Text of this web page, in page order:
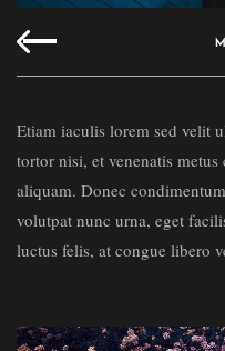
Etiam iaculis lorem sed velit
tortor nisi, et venenatis
aliquam. Donec
volutpat nunc urna, eget
luctus felis, at congue libero